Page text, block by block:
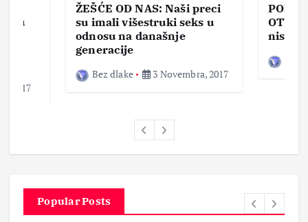
u
2017
ŽEŠĆE OD NAS: Naši preci
su imali višestruki seks u
odnosu na današnje
generacije
Bez dlake 3 Novembra, 2017
nisam
Popular Posts